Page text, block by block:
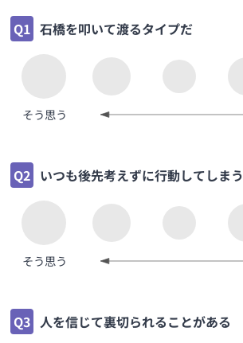
Q1 石橋を叩いて渡るタイプだ
そう思う
Q2 いつも後先考えずに行動してしまう
そう思う
Q3 人を信じて裏切られることがある